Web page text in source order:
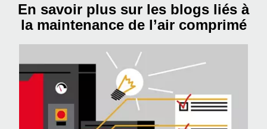
En savoir plus sur les blogs liés à
la maintenance de l’air comprimé